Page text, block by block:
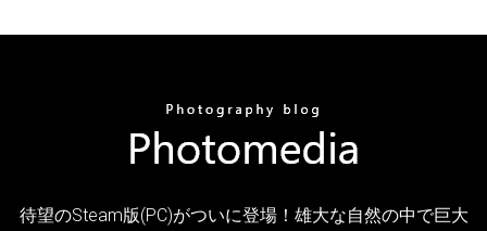
待望のSteam版(PC)がついに登場！雄大な自然の中で巨大